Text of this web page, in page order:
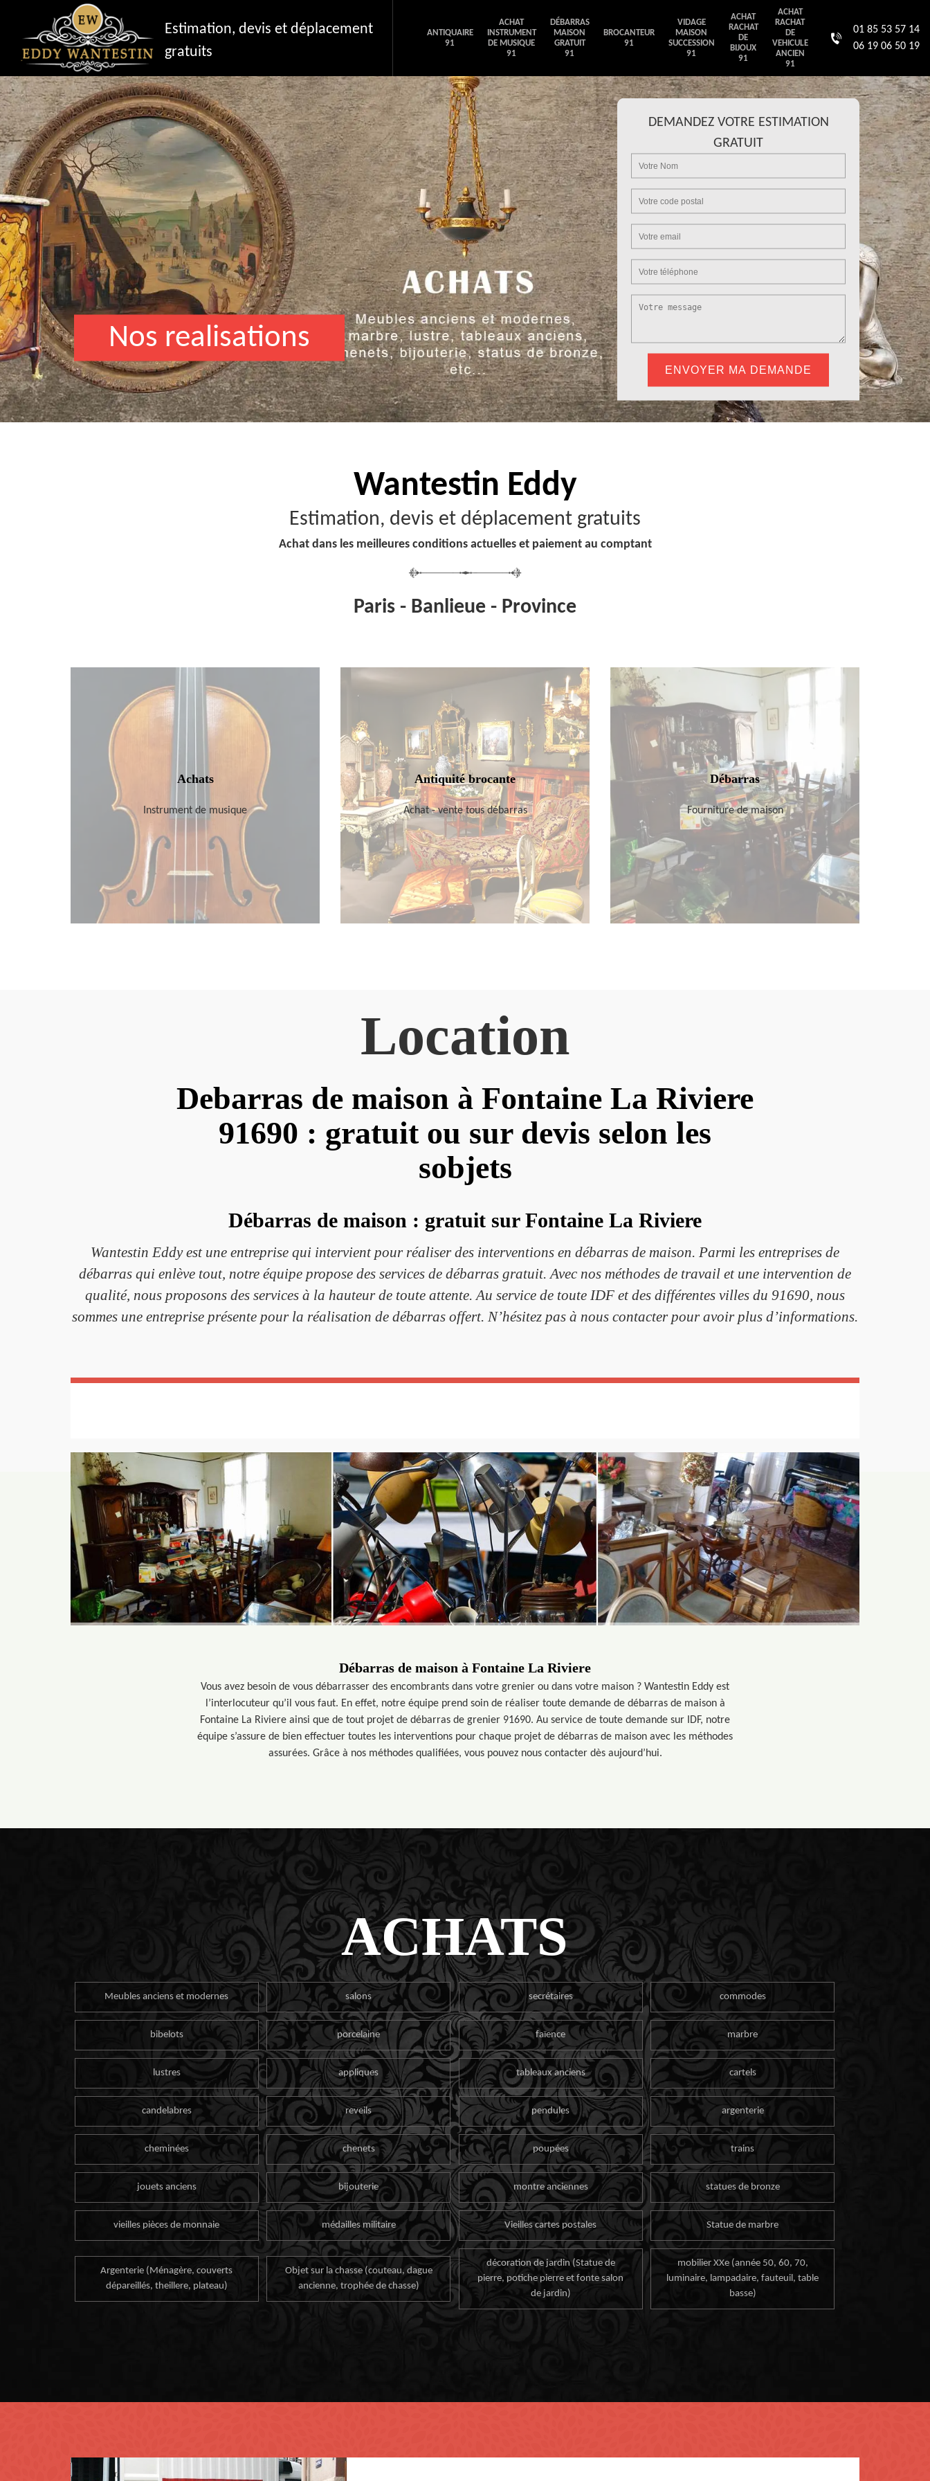
Estimation, devis et déplacement
gratuits
ANTIQUAIRE
91
ACHAT
INSTRUMENT
DE MUSIQUE
91
DÉBARRAS
MAISON
GRATUIT
91
BROCANTEUR
91
VIDAGE
MAISON
SUCCESSION
91
ACHAT
RACHAT
DE
BIJOUX
91
ACHAT
RACHAT
DE
VEHICULE
ANCIEN
91
01 85 53 57 14
06 19 06 50 19
Nos realisations
DEMANDEZ VOTRE ESTIMATION
GRATUIT
Wantestin Eddy
Estimation, devis et déplacement gratuits
Achat dans les meilleures conditions actuelles et paiement au comptant
Paris - Banlieue - Province
Achats
Instrument de musique
Antiquité brocante
Achat - vente tous débarras
Débarras
Fourniture de maison
Debarras de maison à Fontaine La Riviere
91690 : gratuit ou sur devis selon les
sobjets
Location
Débarras de maison : gratuit sur Fontaine La Riviere
Wantestin Eddy est une entreprise qui intervient pour réaliser des interventions en débarras de maison. Parmi les entreprises de
débarras qui enlève tout, notre équipe propose des services de débarras gratuit. Avec nos méthodes de travail et une intervention de
qualité, nous proposons des services à la hauteur de toute attente. Au service de toute IDF et des différentes villes du 91690, nous
sommes une entreprise présente pour la réalisation de débarras offert. N’hésitez pas à nous contacter pour avoir plus d’informations.
Débarras de maison à Fontaine La Riviere
Vous avez besoin de vous débarrasser des encombrants dans votre grenier ou dans votre maison ? Wantestin Eddy est
l’interlocuteur qu’il vous faut. En effet, notre équipe prend soin de réaliser toute demande de débarras de maison à
Fontaine La Riviere ainsi que de tout projet de débarras de grenier 91690. Au service de toute demande sur IDF, notre
équipe s’assure de bien effectuer toutes les interventions pour chaque projet de débarras de maison avec les méthodes
assurées. Grâce à nos méthodes qualifiées, vous pouvez nous contacter dès aujourd’hui.
ACHATS
Meubles anciens et modernes salons secrétaires commodes
bibelots porcelaine faïence marbre
lustres appliques tableaux anciens cartels
candelabres reveils pendules argenterie
cheminées chenets poupées trains
jouets anciens bijouterie montre anciennes statues de bronze
vieilles pièces de monnaie médailles militaire Vieilles cartes postales Statue de marbre
Argenterie (Ménagère, couverts
dépareillés, theillere, plateau)
Objet sur la chasse (couteau, dague
ancienne, trophée de chasse)
décoration de jardin (Statue de
pierre, potiche pierre et fonte salon
de jardin)
mobilier XXe (année 50, 60, 70,
luminaire, lampadaire, fauteuil, table
basse)